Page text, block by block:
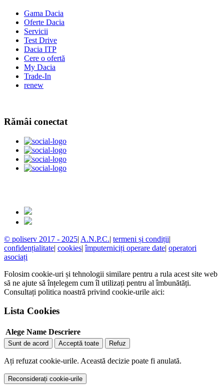
Gama Dacia
Oferte Dacia
Servicii
Test Drive
Dacia ITP
Cere o ofertă
My Dacia
Trade-In
renew
Rămâi conectat
© poliserv 2017 - 2025| A.N.P.C.| termeni și condiții|
confidențialitate| cookies|împuterniciți operare date| operatori
asociați
Folosim cookie-uri și tehnologii similare pentru a rula acest site web
să ne ajute să înțelegem cum îl utilizați pentru al îmbunătăți.
Consultați politica noastră privind cookie-urile aici:
Lista Cookies
Alege Name Descriere
Sunt de acord Acceptă toate Refuz
Ați refuzat cookie-urile. Această decizie poate fi anulată.
Reconsiderați cookie-urile